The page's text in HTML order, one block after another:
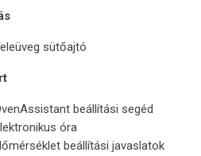
sütőajtó
beállítási segéd
óra
beállítási javaslatok